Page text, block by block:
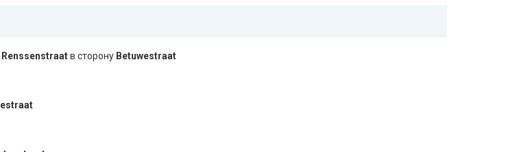
Renssenstraatв сторону Betuwestraat